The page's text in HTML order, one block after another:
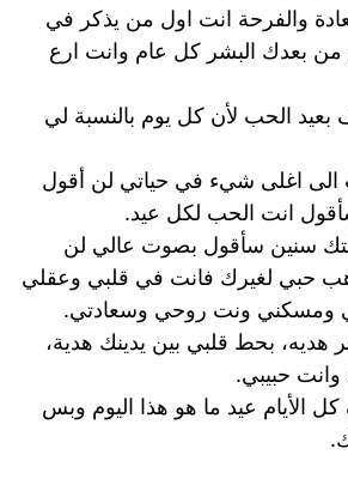
والفرحة انت اول من يذكر في
من بعدك البشر كل عام وانت ارع
بعيد الحب لأن كل يوم بالنسبة لي
الى اغلى شيء في حياتي لن أقول
انت الحب لكل عيد.
سنين سأقول بصوت عالي لن
حبي لغيرك فانت في قلبي وعقلي
ومسكني ونت روحي وسعادتي.
هديه، بحط قلبي بين يدينك هدية،
حبيبي.
الأيام عيد ما هو هذا اليوم وبس